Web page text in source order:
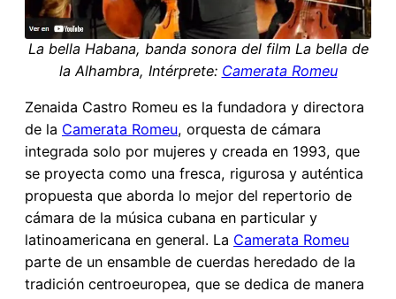
La bella Habana, banda sonora del film La bella de
la Alhambra, Intérprete: Camerata Romeu
Zenaida Castro Romeu es la fundadora y directora
de la Camerata Romeu, orquesta de cámara
integrada solo por mujeres y creada en 1993, que
se proyecta como una fresca, rigurosa y auténtica
propuesta que aborda lo mejor del repertorio de
cámara de la música cubana en particular y
latinoamericana en general. La Camerata Romeu
parte de un ensamble de cuerdas heredado de la
tradición centroeuropea, que se dedica de manera